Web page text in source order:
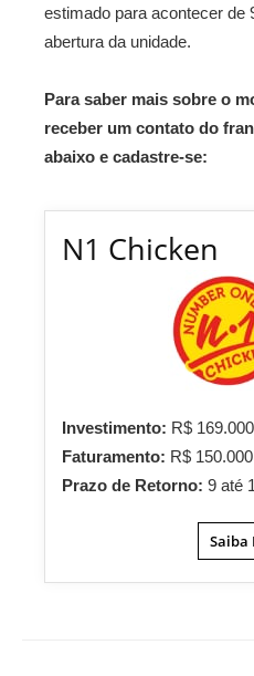
estimado para acontecer de
abertura da unidade.
Para saber mais sobre o
receber um contato do
abaixo e cadastre-se:
N1 Chicken
Investimento: R$ 169.000
Faturamento: R$ 150.000
Prazo de Retorno: 9 até
Saiba